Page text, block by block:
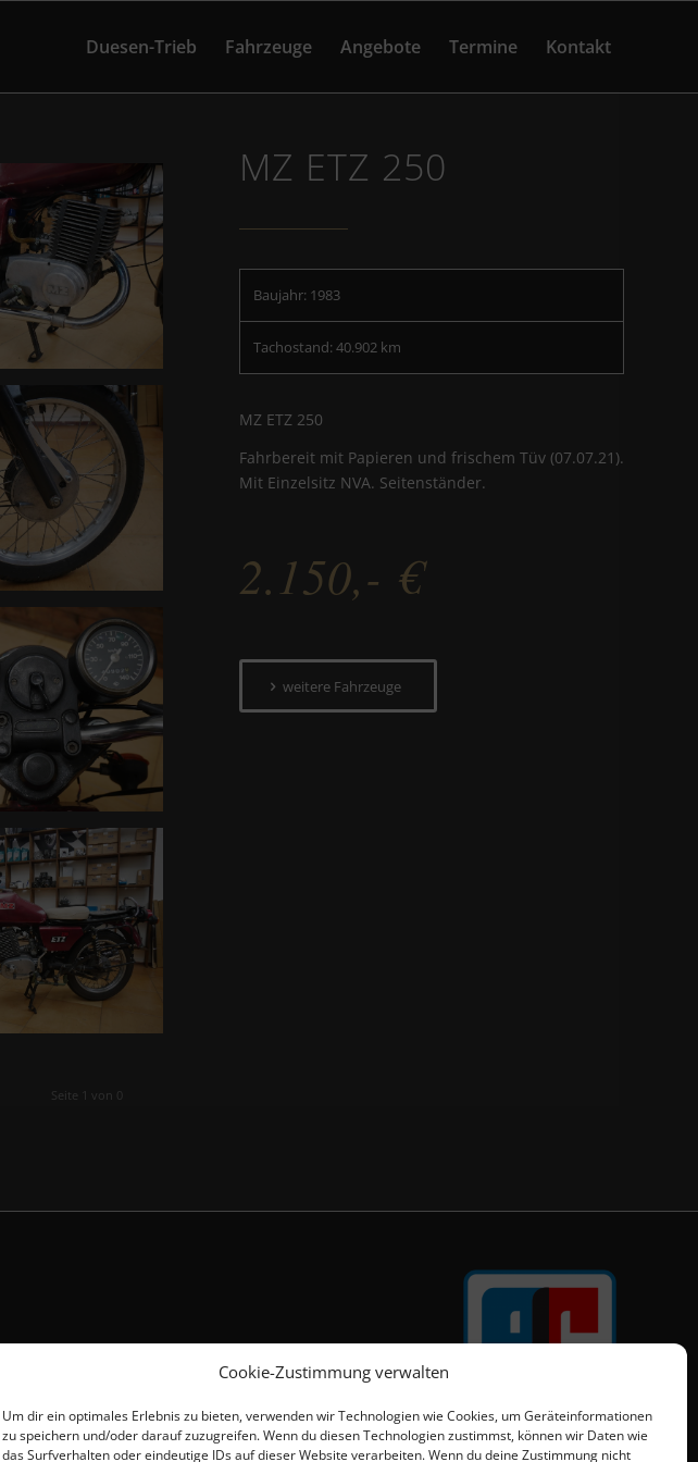
Cookie-Zustimmung verwalten
Um dir ein optimales Erlebnis zu bieten, verwenden wir Technologien wie Cookies, um Geräteinformationen
zu speichern und/oder darauf zuzugreifen. Wenn du diesen Technologien zustimmst, können wir Daten wie
das Surfverhalten oder eindeutige IDs auf dieser Website verarbeiten. Wenn du deine Zustimmung nicht
Duesen-Trieb Fahrzeuge Angebote Termine Kontakt
Seite 1 von 0
MZ ETZ 250
Baujahr: 1983
Tachostand: 40.902 km
MZ ETZ 250
Fahrbereit mit Papieren und frischem Tüv (07.07.21).
Mit Einzelsitz NVA. Seitenständer.
2.150,- €
weitere Fahrzeuge